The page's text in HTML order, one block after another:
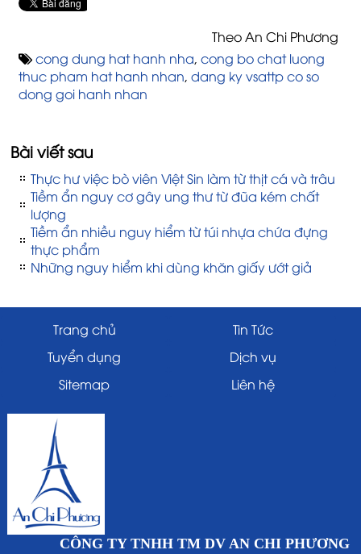
Theo An Chi Phương
cong dung hat hanh nha, cong bo chat luong
thuc pham hat hanh nhan, dang ky vsattp co so
dong goi hanh nhan
Bài viết sau
Thực hư việc bò viên Việt Sin làm từ thịt cá và trâu
Tiềm ẩn nguy cơ gây ung thư từ đũa kém chất
lượng
Tiềm ẩn nhiều nguy hiểm từ túi nhựa chứa đựng
thực phẩm
Những nguy hiểm khi dùng khăn giấy ướt giả
Trang chủ
Tin Tức
Tuyển dụng
Dịch vụ
Sitemap
Liên hệ
CÔNG TY TNHH TM DV AN CHI PHƯƠNG